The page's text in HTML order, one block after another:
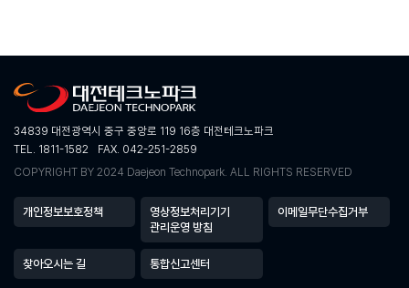
34839 대전광역시 중구 중앙로 119 16층 대전테크노파크
TEL. 1811-1582
FAX. 042-251-2859
COPYRIGHT BY 2024 Daejeon Technopark. ALL RIGHTS RESERVED
개인정보보호정책
영상정보처리기기
관리운영 방침
이메일무단수집거부
찾아오시는 길 통합신고센터